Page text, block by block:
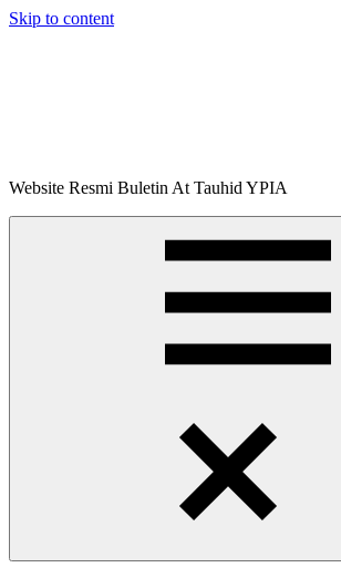
Skip to content
Buletin
Website Resmi Buletin At Tauhid YPIA